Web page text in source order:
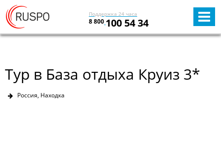
Поддержка 24 часа
8 800 100 54 34
Тур в База отдыха Круиз 3*
Россия, Находка